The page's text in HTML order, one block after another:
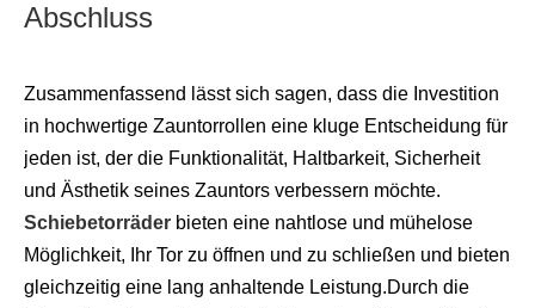
Abschluss
Zusammenfassend lässt sich sagen, dass die Investition
in hochwertige Zauntorrollen eine kluge Entscheidung für
jeden ist, der die Funktionalität, Haltbarkeit, Sicherheit
und Ästhetik seines Zauntors verbessern möchte.
Schiebetorräder bieten eine nahtlose und mühelose
Möglichkeit, Ihr Tor zu öffnen und zu schließen und bieten
gleichzeitig eine lang anhaltende Leistung.Durch die